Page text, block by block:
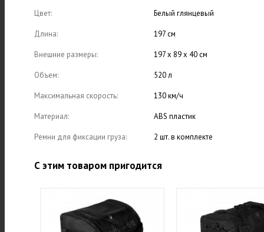
Цвет: Белый глянцевый
Длина: 197 см
Внешние размеры: 197 х 89 х 40 см
Объем: 520 л
Максимальная скорость: 130 км/ч
Материал: ABS пластик
Ремни для фиксации груза: 2 шт. в комплекте
С этим товаром пригодится